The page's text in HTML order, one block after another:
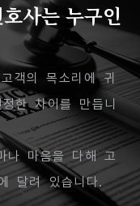
사는 누구인
객의 목소리에 귀
한 차이를 만듭니
나 마음을 다해 고
달려 있습니다.